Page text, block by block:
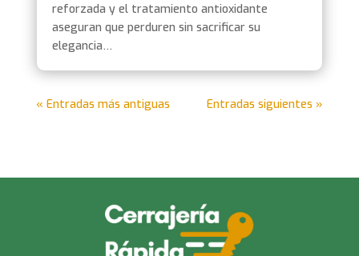
reforzada y el tratamiento antioxidante
aseguran que perduren sin sacrificar su
elegancia…
« Entradas más antiguas Entradas siguientes »